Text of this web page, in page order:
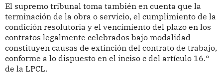
El supremo tribunal toma también en cuenta que la
terminación de la obra o servicio, el cumplimiento de la
condición resolutoria y el vencimiento del plazo en los
contratos legalmente celebrados bajo modalidad
constituyen causas de extinción del contrato de trabajo,
conforme a lo dispuesto en el inciso c del artículo 16.°
de la LPCL.